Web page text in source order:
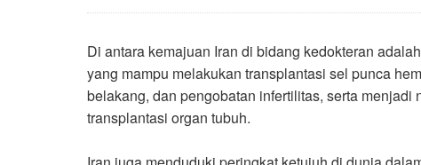
Di antara kemajuan Iran di bidang kedokteran
yang mampu melakukan transplantasi sel punca
belakang, dan pengobatan infertilitas, serta
transplantasi organ tubuh.